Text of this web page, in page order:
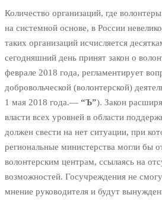
Количество организаций, где
на системной основе, в России
таких организаций исчисляется
сегодняшний день принят закон о
феврале 2018 года, регламентирует
добровольческой (волонтерской)
1 мая 2018 года.— “Ъ”). Закон
власти всех уровней в области
должен свести на нет ситуации, при
региональные министерства могли бы
волонтерским центрам, ссылаясь на
возможностей. Госучреждения не
мнение руководителя и будут